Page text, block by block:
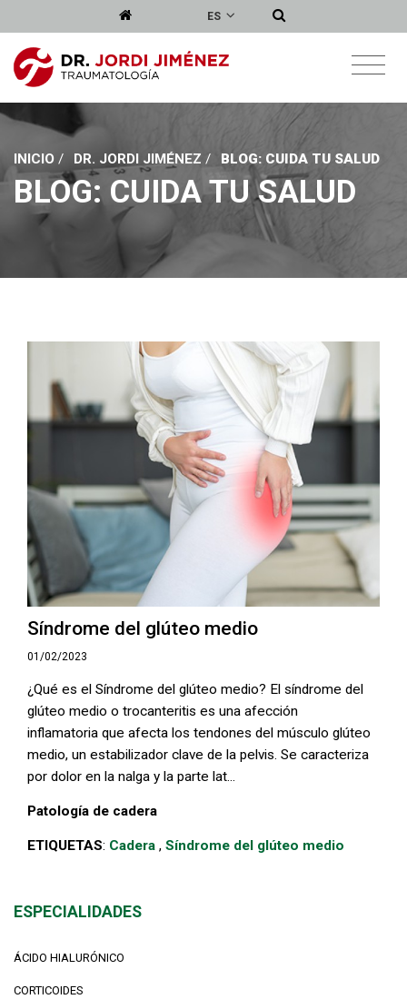
ES
INICIO / DR. JORDI JIMÉNEZ / BLOG: CUIDA TU SALUD
BLOG: CUIDA TU SALUD
Síndrome del glúteo medio
01/02/2023
¿Qué es el Síndrome del glúteo medio? El síndrome del
glúteo medio o trocanteritis es una afección
inflamatoria que afecta los tendones del músculo glúteo
medio, un estabilizador clave de la pelvis. Se caracteriza
por dolor en la nalga y la parte lat...
Patología de cadera
ETIQUETAS: Cadera , Síndrome del glúteo medio
ESPECIALIDADES
ÁCIDO HIALURÓNICO
CORTICOIDES